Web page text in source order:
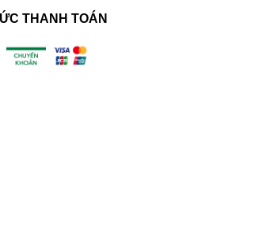
THANH TOÁN